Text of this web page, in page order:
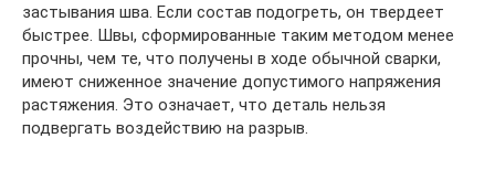
застывания шва. Если состав подогреть, он твердеет
быстрее. Швы, сформированные таким методом менее
прочны, чем те, что получены в ходе обычной сварки,
имеют сниженное значение допустимого напряжения
растяжения. Это означает, что деталь нельзя
подвергать воздействию на разрыв.